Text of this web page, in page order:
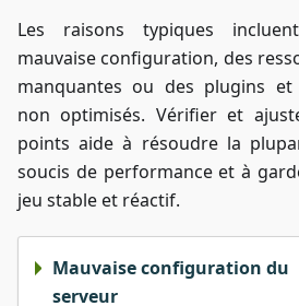
Les raisons typiques
mauvaise configuration, des
manquantes ou des plugins et
non optimisés. Vérifier et
points aide à résoudre la
soucis de performance et à
jeu stable et réactif.
Mauvaise configuration du
serveur